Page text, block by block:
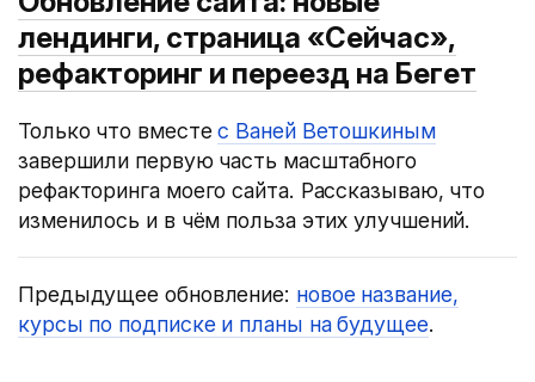
лендинги, страница «Сейчас»,
рефакторинг и переезд на Бегет
Только что вместес Ваней Ветошкиным
завершили первую часть масштабного
рефакторинга моего сайта. Рассказываю, что
изменилось и в чём польза этих улучшений.
Предыдущее обновление: новое название,
курсы по подписке и планы на будущее.